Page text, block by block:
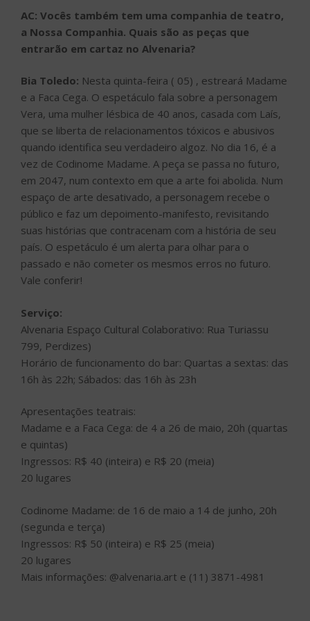
AC: Vocês também tem uma companhia de teatro,
a Nossa Companhia. Quais são as peças que
entrarão em cartaz no Alvenaria?
Bia Toledo: Nesta quinta-feira ( 05) , estreará Madame
e a Faca Cega. O espetáculo fala sobre a personagem
Vera, uma mulher lésbica de 40 anos, casada com Laís,
que se liberta de relacionamentos tóxicos e abusivos
quando identifica seu verdadeiro algoz. No dia 16, é a
vez de Codinome Madame. A peça se passa no futuro,
em 2047, num contexto em que a arte foi abolida. Num
espaço de arte desativado, a personagem recebe o
público e faz um depoimento-manifesto, revisitando
suas histórias que contracenam com a história de seu
país. O espetáculo é um alerta para olhar para o
passado e não cometer os mesmos erros no futuro.
Vale conferir!
Serviço:
Alvenaria Espaço Cultural Colaborativo: Rua Turiassu
799, Perdizes)
Horário de funcionamento do bar: Quartas a sextas: das
16h às 22h; Sábados: das 16h às 23h
Apresentações teatrais:
Madame e a Faca Cega: de 4 a 26 de maio, 20h (quartas
e quintas)
Ingressos: R$ 40 (inteira) e R$ 20 (meia)
20 lugares
Codinome Madame: de 16 de maio a 14 de junho, 20h
(segunda e terça)
Ingressos: R$ 50 (inteira) e R$ 25 (meia)
20 lugares
Mais informações: @alvenaria.art e (11) 3871-4981